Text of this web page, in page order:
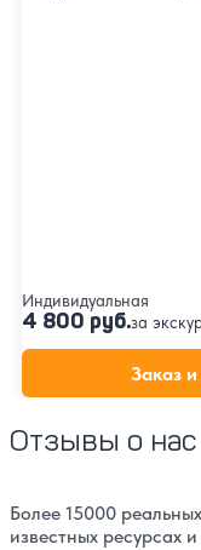
Индивидуальная
4 800 руб.за
Заказ
Отзывы о нас
Более 15000
известных ресурсах